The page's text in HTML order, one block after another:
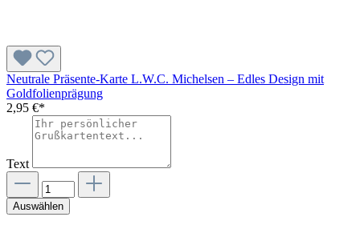
Neutrale Präsente-Karte L.W.C. Michelsen – Edles Design mit
Goldfolienprägung
2,95 €*
Text
Auswählen